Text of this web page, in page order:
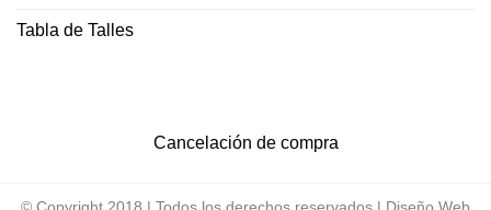
Tabla de Talles
Cancelación de compra